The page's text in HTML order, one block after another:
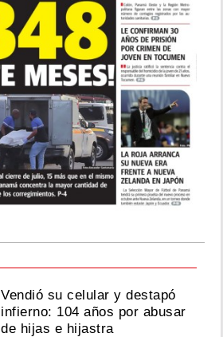
Vendió su celular y destapó
infierno: 104 años por abusar
de hijas e hijastra